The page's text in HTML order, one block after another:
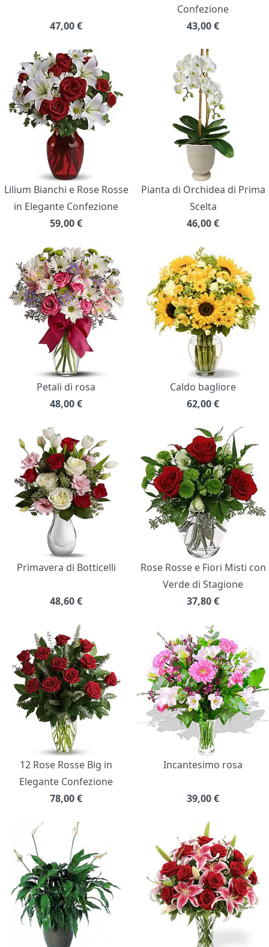
47,00€
Confezione
43,00€
Lilium Bianchi e Rose Rosse
in Elegante Confezione
59,00€
Pianta di Orchidea di Prima
Scelta
46,00€
Petali di rosa
48,00€
Caldo bagliore
62,00€
Primavera di Botticelli
48,60€
Rose Rosse e Fiori Misti con
Verde di Stagione
37,80€
12 Rose Rosse Big in
Elegante Confezione
78,00€
Incantesimo rosa
39,00€